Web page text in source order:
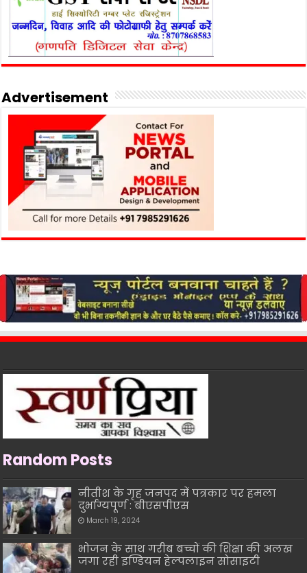
Advertisement
Random Posts
नीतीश के गृह जनपद में पत्रकार पर हमला
दुर्भाग्यपूर्ण : बीएसपीएस
March 19, 2024
भोजन के साथ गरीब बच्चों की शिक्षा की अलख
जगा रही इण्डियन हेल्पलाइन सोसाइटी